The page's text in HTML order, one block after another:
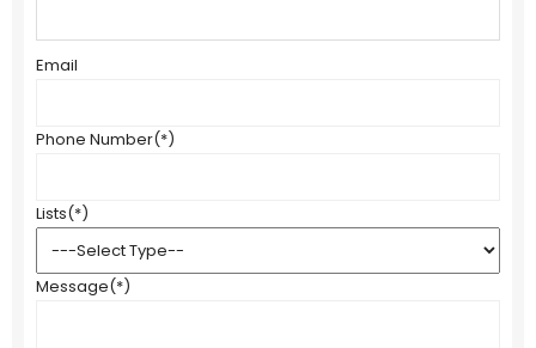
Email
Phone Number(*)
Lists(*)
Message(*)